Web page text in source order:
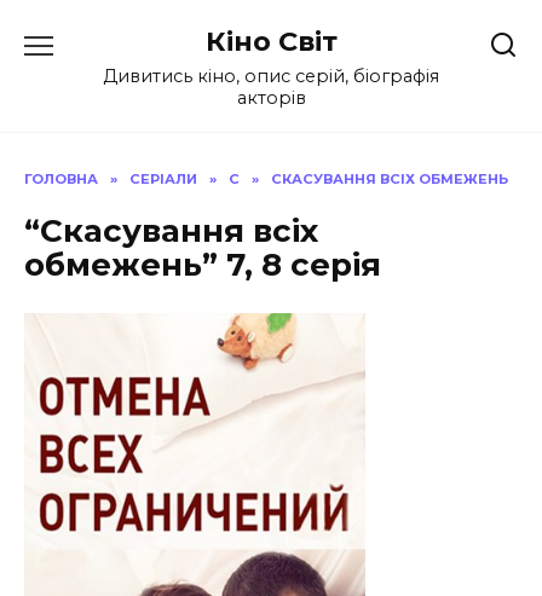
до
Кіно Світ
Дивитись кіно, опис серій, біографія
акторів
ГОЛОВНА » СЕРІАЛИ » С » СКАСУВАННЯ ВСІХ ОБМЕЖЕНЬ
“Скасування всіх
обмежень” 7, 8 серія